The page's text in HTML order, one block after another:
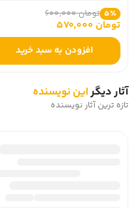
5٪ تومان 600,000
تومان 570,000
افزودن به سبد خرید
آثار دیگراین نویسنده
تازه ترین آثار نویسنده